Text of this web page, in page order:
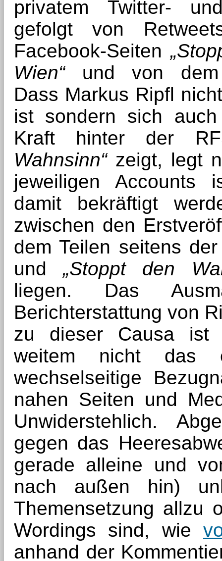
privatem Twitter-
gefolgt von
Facebook-Seiten
Wien“und von dem
Dass Markus Ripfl
ist sondern sich
Kraft hinter der
Wahnsinn“zeigt, legt
jeweiligen Accounts
damit bekräftigt
zwischen den
dem Teilen seitens
und„Stoppt den
liegen. Das
Berichterstattung von
zu dieser Causa ist
weitem nicht das
wechselseitige
nahen Seiten und
Unwiderstehlich.
gegen das
gerade alleine und
nach außen hin)
Themensetzung allzu
Wordings sind, wie
anhand der